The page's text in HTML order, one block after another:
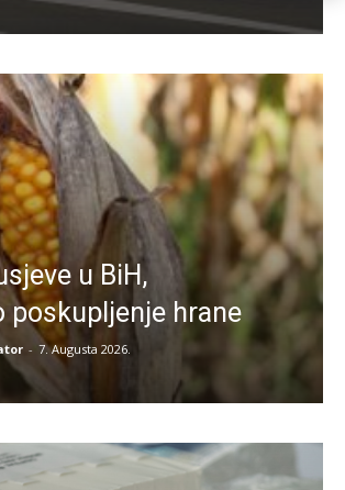
u BiH,
poskupljenje hrane
- 7. Augusta 2026.